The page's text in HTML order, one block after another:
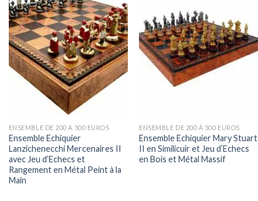
ENSEMBLE DE 200 À 500 EUROS
Ensemble Echiquier
Lanzichenecchi Mercenaires II
avec Jeu d’Echecs et
Rangement en Métal Peint à la
Main
ENSEMBLE DE 200 À 500 EUROS
Ensemble Echiquier Mary Stuart
II en Similicuir et Jeu d’Echecs
en Bois et Métal Massif